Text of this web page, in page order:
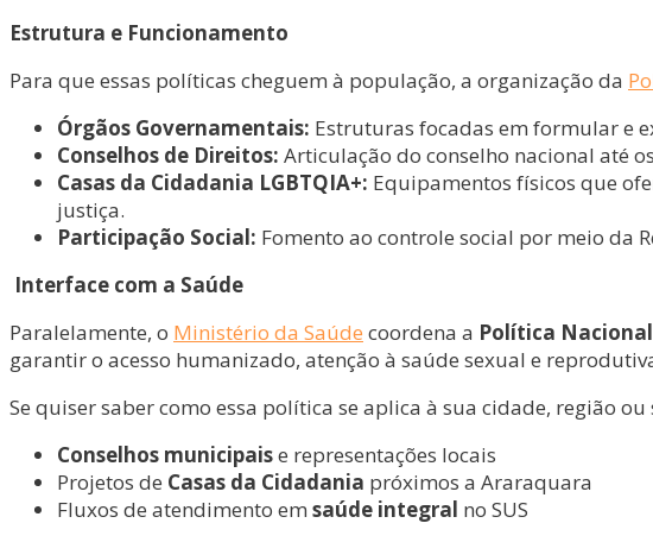
Estrutura e Funcionamento
Para que essas políticas cheguem à população, a organização da
Órgãos Governamentais: Estruturas focadas em formular e
Conselhos de Direitos: Articulação do conselho nacional até
Casas da Cidadania LGBTQIA+: Equipamentos físicos que
justiça.
Participação Social: Fomento ao controle social por meio da
Interface com a Saúde
Paralelamente, o Ministério da Saúde coordena a Política Nacional
garantir o acesso humanizado, atenção à saúde sexual e
Se quiser saber como essa política se aplica à sua cidade, região
Conselhos municipaise representações locais
Projetos de Casas da Cidadania próximos a Araraquara
Fluxos de atendimento em saúde integral no SUS